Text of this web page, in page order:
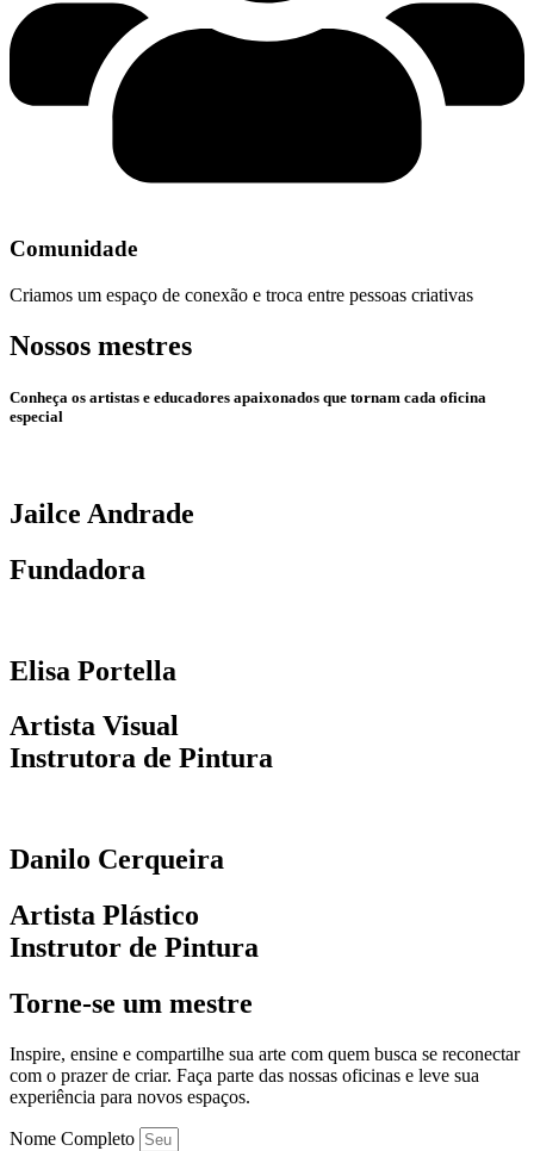
Comunidade
Criamos um espaço de conexão e troca entre pessoas criativas
Nossos mestres
Conheça os artistas e educadores apaixonados que tornam cada oficina
especial
Jailce Andrade
Fundadora
Elisa Portella
Artista Visual
Instrutora de Pintura
Danilo Cerqueira
Artista Plástico
Instrutor de Pintura
Torne-se um mestre
Inspire, ensine e compartilhe sua arte com quem busca se reconectar
com o prazer de criar. Faça parte das nossas oficinas e leve sua
experiência para novos espaços.
Nome Completo